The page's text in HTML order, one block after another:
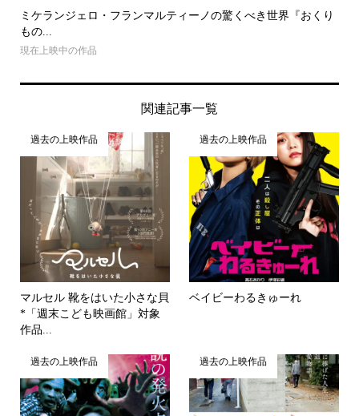
ミケランジェロ・フランマルティーノの驚くべき世界『おくり
もの...
現在上映中の作品
関連記事一覧
過去の上映作品
マルセル 靴をはいた小さな貝
*「週末こども映画館」対象
作品...
過去の上映作品
ベイビーわるきゅーれ
過去の上映作品 過去の上映作品